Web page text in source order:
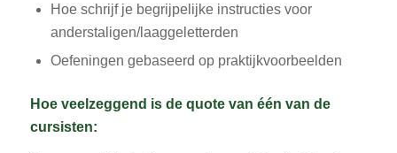
Hoe schrijf je begrijpelijke instructies voor
anderstaligen/laaggeletterden
Oefeningen gebaseerd op praktijkvoorbeelden
Hoe veelzeggend is de quote van één van de
cursisten: